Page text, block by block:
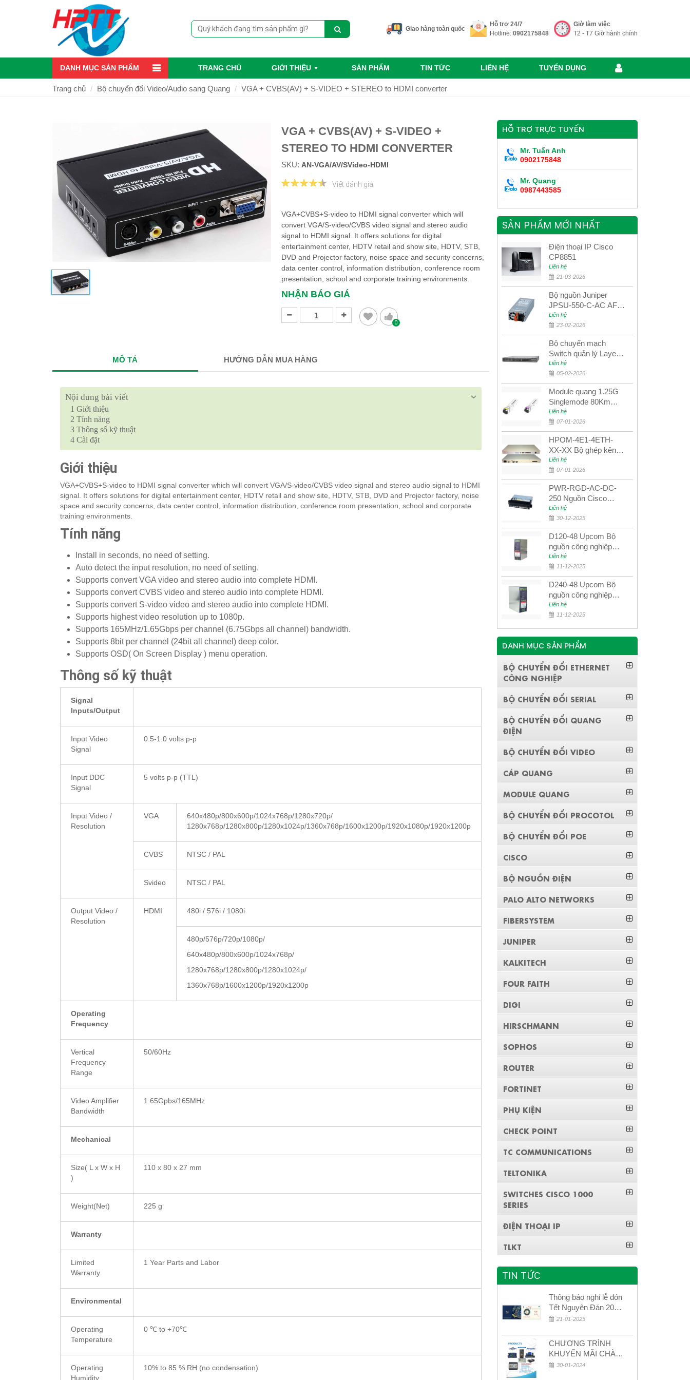
Giao hàng toàn quốc
Hỗ trợ 24/7
Hotline: 0902175848
Giờ làm việc
T2 - T7 Giờ hành chính
DANH MỤC SẢN PHẨM TRANG CHỦ GIỚI THIỆU SẢN PHẨM TIN TỨC LIÊN HỆ TUYỂN DỤNG
Trang chủ Bộ chuyển đổi Video/Audio sang Quang VGA + CVBS(AV) + S-VIDEO + STEREO to HDMI converter
VGA + CVBS(AV) + S-VIDEO +
STEREO TO HDMI CONVERTER
SKU: AN-VGA/AV/SVideo-HDMI
Viết đánh giá
VGA+CVBS+S-video to HDMI signal converter which will
convert VGA/S-video/CVBS video signal and stereo audio
signal to HDMI signal. It offers solutions for digital
entertainment center, HDTV retail and show site, HDTV, STB,
DVD and Projector factory, noise space and security concerns,
data center control, information distribution, conference room
presentation, school and corporate training environments.
NHẬN BÁO GIÁ
0
MÔ TẢ HƯỚNG DẪN MUA HÀNG
Nội dung bài viết
1 Giới thiệu
2 Tính năng
3 Thông số kỹ thuật
4 Cài đặt
Giới thiệu
VGA+CVBS+S-video to HDMI signal converter which will convert VGA/S-video/CVBS video signal and stereo audio signal to HDMI
signal. It offers solutions for digital entertainment center, HDTV retail and show site, HDTV, STB, DVD and Projector factory, noise
space and security concerns, data center control, information distribution, conference room presentation, school and corporate
training environments.
Tính năng
Install in seconds, no need of setting.
Auto detect the input resolution, no need of setting.
Supports convert VGA video and stereo audio into complete HDMI.
Supports convert CVBS video and stereo audio into complete HDMI.
Supports convert S-video video and stereo audio into complete HDMI.
Supports highest video resolution up to 1080p.
Supports 165MHz/1.65Gbps per channel (6.75Gbps all channel) bandwidth.
Supports 8bit per channel (24bit all channel) deep color.
Supports OSD( On Screen Display ) menu operation.
Thông số kỹ thuật
Signal
Inputs/Output
Input Video
Signal
0.5-1.0 volts p-p
Input DDC
Signal
5 volts p-p (TTL)
Input Video /
Resolution
VGA
640x480p/800x600p/1024x768p/1280x720p/
1280x768p/1280x800p/1280x1024p/1360x768p/1600x1200p/1920x1080p/1920x1200p
CVBS NTSC / PAL
Svideo NTSC / PAL
Output Video /
Resolution
HDMI 480i / 576i / 1080i
480p/576p/720p/1080p/
640x480p/800x600p/1024x768p/
1280x768p/1280x800p/1280x1024p/
1360x768p/1600x1200p/1920x1200p
Operating
Frequency
Vertical
Frequency
Range
50/60Hz
Video Amplifier
Bandwidth
1.65Gpbs/165MHz
Mechanical
Size( L x W x H
)
110 x 80 x 27 mm
Weight(Net) 225 g
Warranty
Limited
Warranty
1 Year Parts and Labor
Environmental
Operating
Temperature
0 ℃ to +70℃
Operating
Humidity
10% to 85 % RH (no condensation)
HỖ TRỢ TRỰC TUYẾN
Mr. Tuấn Anh
0902175848
Mr. Quang
0987443585
SẢN PHẨM MỚI NHẤT
Điện thoại IP Cisco
CP8851
Liên hệ
21-03-2026
Bộ nguồn Juniper
JPSU-550-C-AC AFO
nguồn AC công suất
550W dùng cho dòng
switch Juniper
Networks EX4400
Liên hệ
23-02-2026
Bộ chuyển mạch
Switch quản lý Layer 3
Juniper QFX5100-48S
Liên hệ
05-02-2026
Module quang 1.25G
Singlemode 80Km
UPCOM MWS-12-45-
80AD/MWS-12-54-
80BD
Liên hệ
07-01-2026
HPOM-4E1-4ETH-
XX-XX Bộ ghép kênh
quang quản lý SDH
4E1+4ETH+RS232
Liên hệ
07-01-2026
PWR-RGD-AC-DC-
250 Nguồn Cisco
Industrial 250W
PoE/PoE+
Liên hệ
30-12-2025
D120-48 Upcom Bộ
nguồn công nghiệp
đầu ra đơn 120W
48VDC
Liên hệ
11-12-2025
D240-48 Upcom Bộ
nguồn công nghiệp
đầu ra đơn 240W
48VDC
Liên hệ
11-12-2025
DANH MỤC SẢN PHẨM
BỘ CHUYỂN ĐỔI ETHERNET
CÔNG NGHIỆP
BỘ CHUYỂN ĐỔI SERIAL
BỘ CHUYỂN ĐỔI QUANG
ĐIỆN
BỘ CHUYỂN ĐỔI VIDEO
CÁP QUANG
MODULE QUANG
BỘ CHUYỂN ĐỔI PROCOTOL
BỘ CHUYỂN ĐỔI POE
CISCO
BỘ NGUỒN ĐIỆN
PALO ALTO NETWORKS
FIBERSYSTEM
JUNIPER
KALKITECH
FOUR FAITH
DIGI
HIRSCHMANN
SOPHOS
ROUTER
FORTINET
PHỤ KIỆN
CHECK POINT
TC COMMUNICATIONS
TELTONIKA
SWITCHES CISCO 1000
SERIES
ĐIỆN THOẠI IP
TLKT
TIN TỨC
Thông báo nghỉ lễ đón
Tết Nguyên Đán 2026
– Xuân Bính Ngọ!
21-01-2025
CHƯƠNG TRÌNH
KHUYẾN MÃI CHÀO
MỪNG NĂM MỚI
30-01-2024